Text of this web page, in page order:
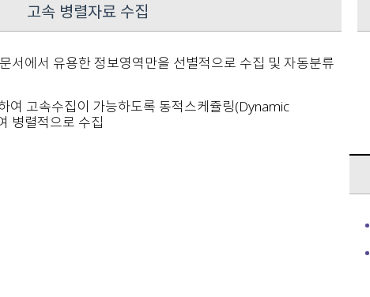
고속 병렬자료 수집
서에서 유용한 정보영역만을 선별적으로 수집 및 자동분류
여 고속수집이 가능하도록 동적스케쥴링(Dynamic
병렬적으로 수집